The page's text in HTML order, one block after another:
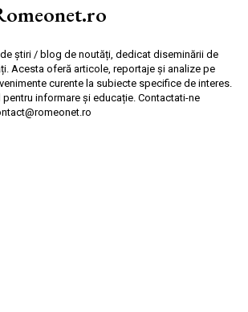
știri / blog de noutăți, dedicat diseminării de
Acesta oferă articole, reportaje și analize pe
curente la subiecte specifice de interes.
informare și educație. Contactati-ne